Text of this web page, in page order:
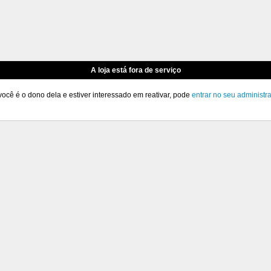
A loja está fora de serviço
é o dono dela e estiver interessado em reativar, pode entrar no seu